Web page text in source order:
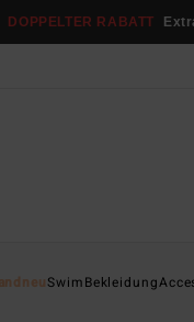
DOPPELTER RABATT
SwimBekleidung